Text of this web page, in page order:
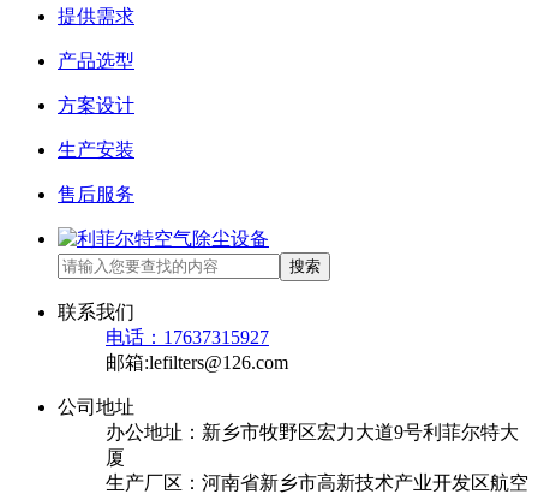
提供需求
产品选型
方案设计
生产安装
售后服务
搜索
联系我们
电话：17637315927
邮箱:lefilters@126.com
公司地址
办公地址：新乡市牧野区宏力大道9号利菲尔特大
厦
生产厂区：河南省新乡市高新技术产业开发区航空